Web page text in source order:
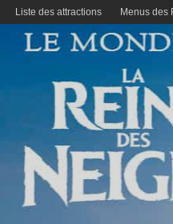
Liste des attractions Menus des